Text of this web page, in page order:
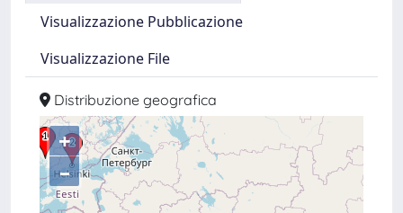
Visualizzazione Pubblicazione
Visualizzazione File
Distribuzione geografica
+
–